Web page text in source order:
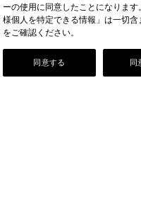
Our Story
ーの使用に同意したことになりま
様個人を特定できる情報」は一切
をご確認ください。
同
同意する